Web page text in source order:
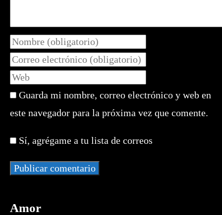
Introduce
tu
nombre
o
de
usuario
comentar
Introduce
tu
dirección
de
electrónico
comentar
Introduce
la
URL
de
web
(opcional)
Guarda mi nombre, correo electrónico y web en
este navegador para la próxima vez que comente.
Sí, agrégame a tu lista de correos
Amor